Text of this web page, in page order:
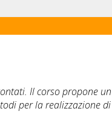
Il corso propone un
per la realizzazione di